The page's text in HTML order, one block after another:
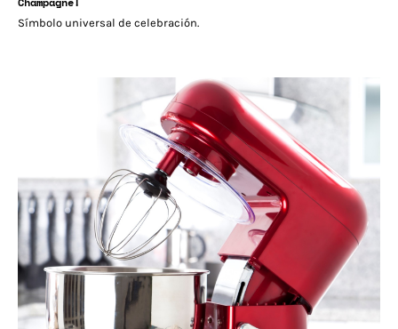
Símbolo universal de celebración.